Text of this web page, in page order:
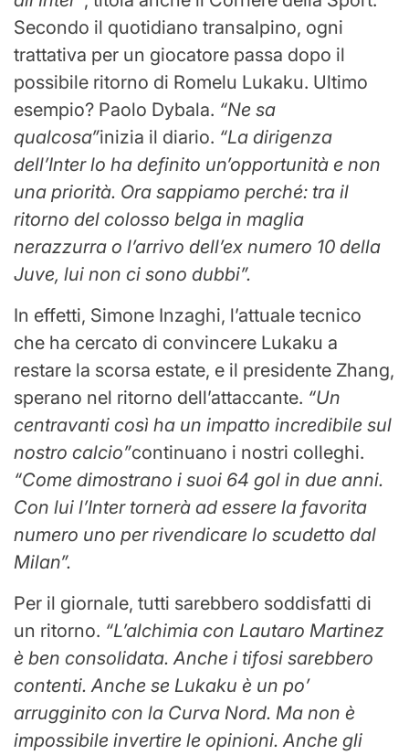
Secondo il quotidiano transalpino, ogni
trattativa per un giocatore passa dopo il
possibile ritorno di Romelu Lukaku. Ultimo
esempio? Paolo Dybala. “Ne sa
qualcosa”inizia il diario. “La dirigenza
dell’Inter lo ha definito un’opportunità e non
una priorità. Ora sappiamo perché: tra il
ritorno del colosso belga in maglia
nerazzurra o l’arrivo dell’ex numero 10 della
Juve, lui non ci sono dubbi”.
In effetti, Simone Inzaghi, l’attuale tecnico
che ha cercato di convincere Lukaku a
restare la scorsa estate, e il presidente Zhang,
sperano nel ritorno dell’attaccante. “Un
centravanti così ha un impatto incredibile sul
nostro calcio”continuano i nostri colleghi.
“Come dimostrano i suoi 64 gol in due anni.
Con lui l’Inter tornerà ad essere la favorita
numero uno per rivendicare lo scudetto dal
Milan”.
Per il giornale, tutti sarebbero soddisfatti di
un ritorno. “L’alchimia con Lautaro Martinez
è ben consolidata. Anche i tifosi sarebbero
contenti. Anche se Lukaku è un po’
arrugginito con la Curva Nord. Ma non è
impossibile invertire le opinioni. Anche gli